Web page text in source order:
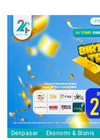
Denpasar Ekonomi & Bisnis